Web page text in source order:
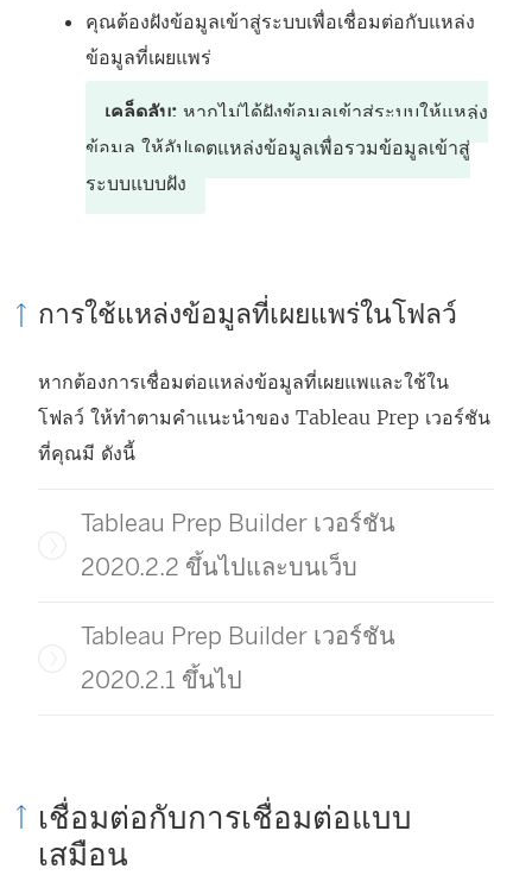
)
คุณต้องฝังข้อมูลเข้าสู่ระบบเพื่อเชื่อมต่อกับแหล่ง
ข้อมูลที่เผยแพร่
เคล็ดลับ: หากไม่ได้ฝังข้อมูลเข้าสู่ระบบให้แหล่ง
ข้อมูล ให้อัปเดตแหล่งข้อมูลเพื่อรวมข้อมูลเข้าสู่
ระบบแบบฝัง
การใช้แหล่งข้อมูลที่เผยแพร่ในโฟลว์
หากต้องการเชื่อมต่อแหล่งข้อมูลที่เผยแพและใช้ใน
โฟลว์ ให้ทำตามคำแนะนำของ Tableau Prep เวอร์ชัน
ที่คุณมี ดังนี้
Tableau Prep Builder เวอร์ชัน
2020.2.2 ขึ้นไปและบนเว็บ
Tableau Prep Builder เวอร์ชัน
2020.2.1 ขึ้นไป
เชื่อมต่อกับการเชื่อมต่อแบบ
เสมือน